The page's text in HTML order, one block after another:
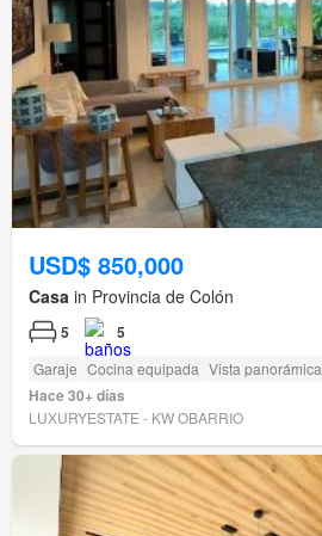
USD$ 850,000
Casa in Provincia de Colón
5 5
Garaje Cocina equipada Vista panorámica
Hace 30+ días
LUXURYESTATE - KW OBARRIO